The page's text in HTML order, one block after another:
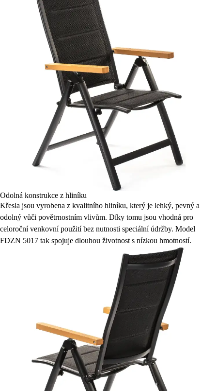
Odolná konstrukce z hliníku
Křesla jsou vyrobena z kvalitního hliníku, který je lehký, pevný a
odolný vůči povětrnostním vlivům. Díky tomu jsou vhodná pro
celoroční venkovní použití bez nutnosti speciální údržby. Model
FDZN 5017 tak spojuje dlouhou životnost s nízkou hmotností.